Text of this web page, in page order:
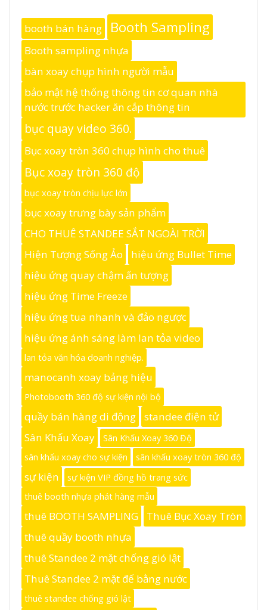
booth bán hàng Booth Sampling
Booth sampling nhựa
bàn xoay chụp hình người mẫu
bảo mật hệ thống thông tin cơ quan nhà
nước trước hacker ăn cắp thông tin
bục quay video 360.
Bục xoay tròn 360 chụp hình cho thuê
Bục xoay tròn 360 độ
bục xoay tròn chịu lực lớn
bục xoay trưng bày sản phẩm
CHO THUÊ STANDEE SẮT NGOÀI TRỜI
Hiện Tượng Sống Ảo
hiệu ứng Bullet Time
hiệu ứng quay chậm ấn tượng
hiệu ứng Time Freeze
hiệu ứng tua nhanh và đảo ngược
hiệu ứng ánh sáng làm lan tỏa video
lan tỏa văn hóa doanh nghiệp.
manocanh xoay bảng hiệu
Photobooth 360 độ sự kiện nội bộ
quầy bán hàng di động
standee điện tử
Sân Khấu Xoay
Sân Khấu Xoay 360 Độ
sân khấu xoay cho sự kiện
sân khấu xoay tròn 360 độ
sự kiện
sự kiện VIP đồng hồ trang sức
thuê booth nhựa phát hàng mẫu
thuê BOOTH SAMPLING
Thuê Bục Xoay Tròn
thuê quầy booth nhựa
thuê Standee 2 mặt chống gió lật
Thuê Standee 2 mặt đế bằng nước
thuê standee chống gió lật